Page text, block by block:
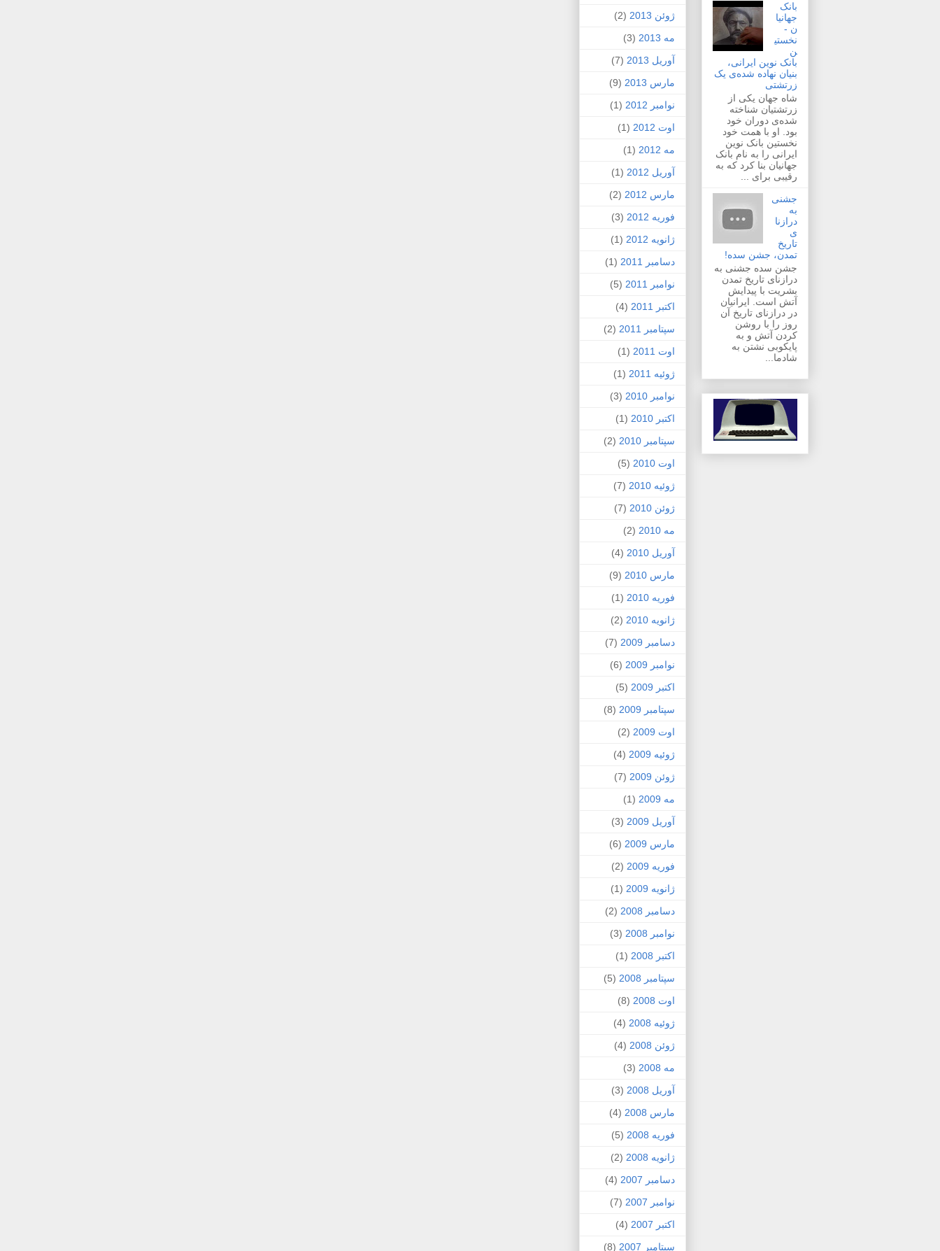
بانک
جهانیا
ن -
نخستی
ن
بانک نوین ایرانی،
بنیان نهاده شده‌ی یک
زرتشتی
شاه جهان یکی از
زرتشتیان شناخته
شده‌ی دوران خود
بود. او با همت خود
نخستین بانک نوین
ایرانی را به نام بانک
جهانیان بنا کرد که به
رقیبی برای ...
جشنی
به
درازنا
ی
تاریخ
تمدن، جشن سده!
جشن سده جشنی به
درازنای تاریخ تمدن
بشریت با پیدایش
آتش است. ایرانیان
در درازنای تاریخ آن
روز را با روشن
کردن آتش و به
پایکوبی نشتن به
شادما...
ژوئن 2013
(2)
مه 2013
(3)
آوریل 2013
(7)
مارس 2013
(9)
نوامبر 2012
(1)
اوت 2012
(1)
مه 2012
(1)
آوریل 2012
(1)
مارس 2012
(2)
فوریه 2012
(3)
ژانویه 2012
(1)
دسامبر 2011
(1)
نوامبر 2011
(5)
اکتبر 2011
(4)
سپتامبر 2011
(2)
اوت 2011
(1)
ژوئیه 2011
(1)
نوامبر 2010
(3)
اکتبر 2010
(1)
سپتامبر 2010
(2)
اوت 2010
(5)
ژوئیه 2010
(7)
ژوئن 2010
(7)
مه 2010
(2)
آوریل 2010
(4)
مارس 2010
(9)
فوریه 2010
(1)
ژانویه 2010
(2)
دسامبر 2009
(7)
نوامبر 2009
(6)
اکتبر 2009
(5)
سپتامبر 2009
(8)
اوت 2009
(2)
ژوئیه 2009
(4)
ژوئن 2009
(7)
مه 2009
(1)
آوریل 2009
(3)
مارس 2009
(6)
فوریه 2009
(2)
ژانویه 2009
(1)
دسامبر 2008
(2)
نوامبر 2008
(3)
اکتبر 2008
(1)
سپتامبر 2008
(5)
اوت 2008
(8)
ژوئیه 2008
(4)
ژوئن 2008
(4)
مه 2008
(3)
آوریل 2008
(3)
مارس 2008
(4)
فوریه 2008
(5)
ژانویه 2008
(2)
دسامبر 2007
(4)
نوامبر 2007
(7)
اکتبر 2007
(4)
سپتامبر 2007
(8)